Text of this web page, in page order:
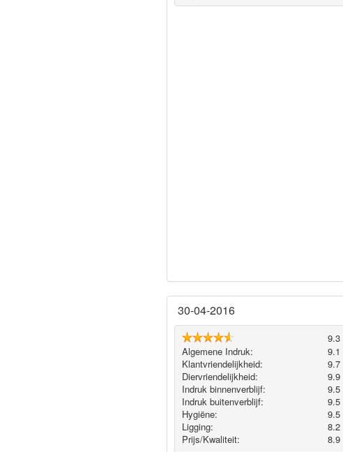
30-04-2016
9.3
Algemene Indruk:
9.1
Klantvriendelijkheid:
9.7
Diervriendelijkheid:
9.9
Indruk binnenverblijf:
9.5
Indruk buitenverblijf:
9.5
Hygiëne‎:
9.5
Ligging:
8.2
Prijs/Kwaliteit:
8.9